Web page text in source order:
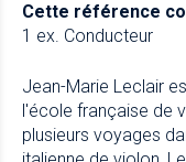
Cette référence
1 ex. Conducteur
Jean-Marie Leclair
l'école française de
plusieurs voyages